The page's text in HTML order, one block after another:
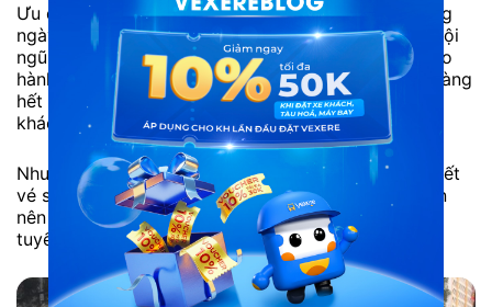
Ưu điểm: Xe xuất phát đúng khung giờ cố định hằng
ngày. Cơ sở vật chất trên xe luôn được đảm bảo. Đội
ngũ tài xế tận tâm, mang đến hành trình an toàn cho
hành khách. Nhân viên phục vụ luôn hỗ trợ khách hàng
hết mình, chu đáo, luôn giải đáp các thắc mắc của
khách hàng tận tình.
Nhược điểm: Số lượng khách đi đông nên thường hết
vé sớm vào các ngày cuối tuần hoặc cao điểm. Bạn
nên liên hệ tổng đài 1900888684 hoặc đặt vé trực
tuyến trước để tránh hết vé.